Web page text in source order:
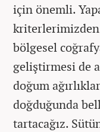
için önemli.
bölgesel
geliştirmesi de
doğum
doğduğunda
tartacağız.